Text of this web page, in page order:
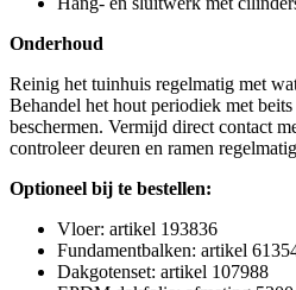
Onderhoud
Reinig het tuinhuis regelmatig met
Behandel het hout periodiek met
beschermen. Vermijd direct contact
controleer deuren en ramen
Optioneel bij te bestellen:
Vloer: artikel 193836
Fundamentbalken: artikel
Dakgotenset: artikel 107988